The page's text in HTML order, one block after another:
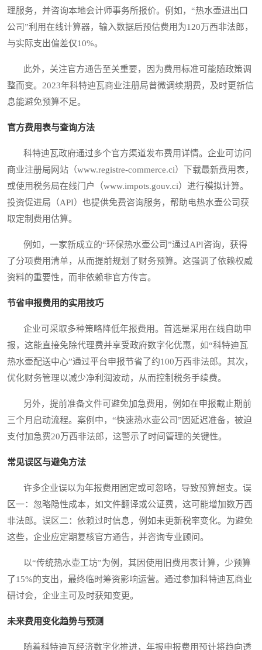
理服务，并咨询本地会计师事务所报价。例如，“热水壶进出口
公司”利用在线计算器，输入数据后预估费用为120万西非法郎，
与实际支出偏差仅10%。
此外，关注官方通告至关重要，因为费用标准可能随政策调
整而变。2023年科特迪瓦商业注册局曾微调续期费，及时更新信
息能避免预算不足。
官方费用表与查询方法
科特迪瓦政府通过多个官方渠道发布费用详情。企业可访问
商业注册局网站（www.registre-commerce.ci）下载最新费用表，
或使用税务局在线门户（www.impots.gouv.ci）进行模拟计算。
投资促进局（API）也提供免费咨询服务，帮助电热水壶公司获
取定制费用估算。
例如，一家新成立的“环保热水壶公司”通过API咨询，获得
了分项费用清单，从而提前规划了财务预算。这强调了依赖权威
资料的重要性，而非依赖非官方传言。
节省申报费用的实用技巧
企业可采取多种策略降低年报费用。首选是采用在线自助申
报，这能直接免除代理费并享受政府数字化优惠，如“科特迪瓦
热水壶配送中心”通过平台申报节省了约100万西非法郎。其次，
优化财务管理以减少净利润波动，从而控制税务手续费。
另外，提前准备文件可避免加急费用，例如在申报截止期前
三个月启动流程。案例中，“快速热水壶公司”因延迟准备，被迫
支付加急费20万西非法郎，这警示了时间管理的关键性。
常见误区与避免方法
许多企业误以为年报费用固定或可忽略，导致预算超支。误
区一：忽略隐性成本，如文件翻译或公证费，这可能增加数万西
非法郎。误区二：依赖过时信息，例如未更新税率变化。为避免
这些，企业应定期复核官方通告，并咨询专业顾问。
以“传统热水壶工坊”为例，其因使用旧费用表计算，少预算
了15%的支出，最终临时筹资影响运营。通过参加科特迪瓦商业
研讨会，企业主可及时获知变更。
未来费用变化趋势与预测
随着科特迪瓦经济数字化推进，年报申报费用预计将趋向透